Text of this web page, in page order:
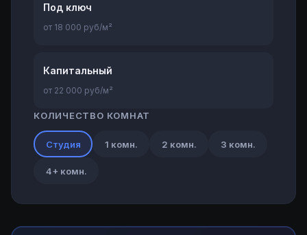
Под ключ
от 18 000 руб/м²
Капитальный
от 22 000 руб/м²
КОЛИЧЕСТВО КОМНАТ
Студия 1 комн. 2 комн. 3 комн.
4+ комн.